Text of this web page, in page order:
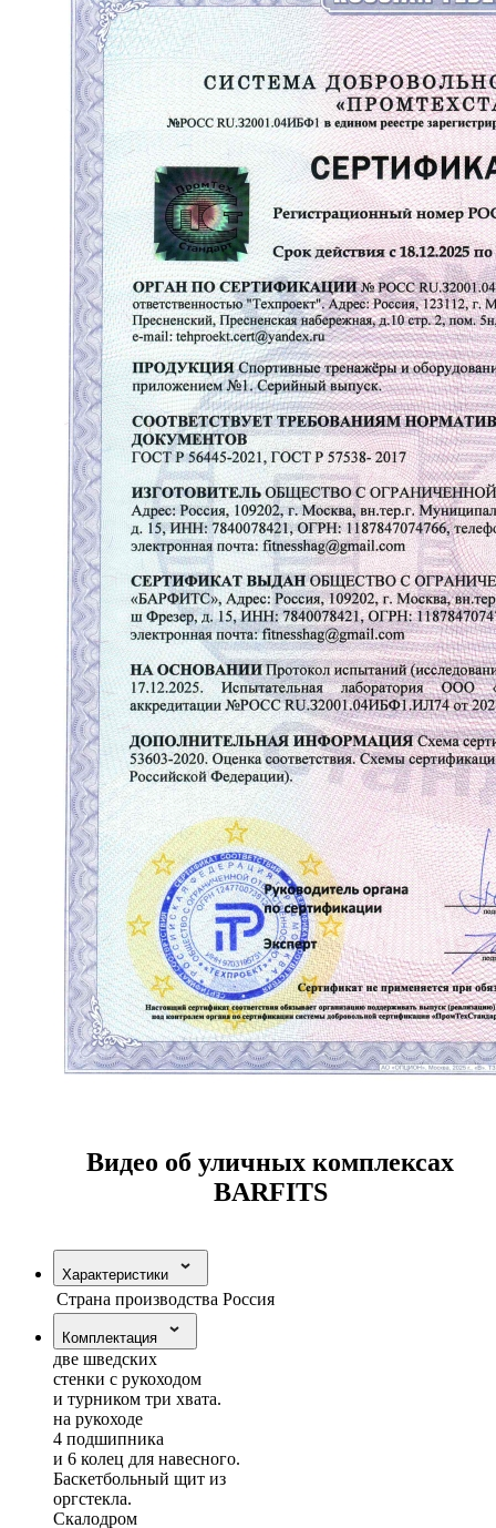
Видео об уличных комплексах
BARFITS
Характеристики
Страна производства Россия
Комплектация
две шведских
стенки с рукоходом
и турником три хвата.
на рукоходе
4 подшипника
и 6 колец для навесного.
Баскетбольный щит из
оргстекла.
Скалодром